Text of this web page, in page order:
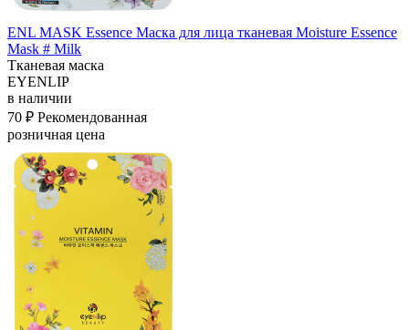
ENL MASK Essence Маска для лица тканевая Moisture Essence
Mask # Milk
Тканевая маска
EYENLIP
в наличии
70 ₽ Рекомендованная
розничная цена